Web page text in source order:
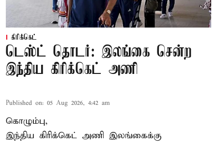
கிரிக்கெட்
டெஸ்ட் தொடர்: இலங்கை சென்ற
இந்திய கிரிக்கெட் அணி
Published on: 05 Aug 2026, 4:42 am
கொழும்பு,
இந்திய கிரிக்கெட் அணி இலங்கைக்கு